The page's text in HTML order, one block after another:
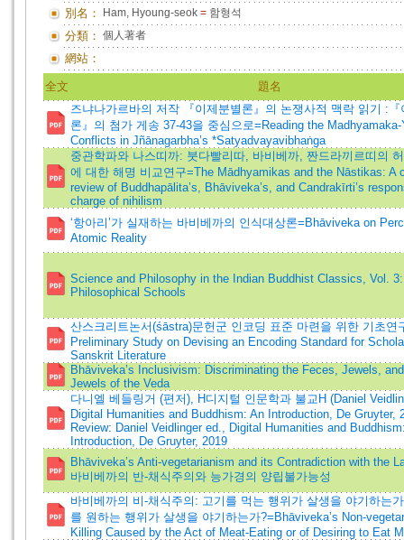
別名： Ham, Hyoung-seok = 함형석
分類： 個人著者
網站：
全文
題名
즈냐나가르바의 저작 『이제분별론』의 논쟁사적 맥락 읽기 :『
론』의 첨가 게송 37-43을 중심으로=Reading the Madhyamaka-
Conflicts in Jñānagarbha’s *Satyadvayavibhaṅga
중관학파와 나스띠까: 붓다빨리따, 바비베까, 짠드라끼르띠의
에 대한 해명 비교연구=The Mādhyamikas and the Nāstikas: A
review of Buddhapālita’s, Bhāviveka’s, and Candrakīrti’s
charge of nihilism
‘항아리’가 실재하는 바비베까의 인식대상론=Bhāviveka on
Atomic Reality
Science and Philosophy in the Indian Buddhist Classics, Vol. 3:
Philosophical Schools
산스크리트논서(śāstra)문헌군 인코딩 표준 마련을 위한 기초연
Preliminary Study on Devising an Encoding Standard for
Sanskrit Literature
Bhāviveka’s Inclusivism: Discriminating the Feces, Jewels,
Jewels of the Veda
다니엘 베들링거 (편저), H디지털 인문학과 불교H (Daniel
Digital Humanities and Buddhism: An Introduction, De Gruyter,
Review: Daniel Veidlinger ed., Digital Humanities and
Introduction, De Gruyter, 2019
Bhāviveka’s Anti-vegetarianism and its Contradiction with the
바비베까의 반-채식주의와 능가경의 양립불가능성
바비베까의 비-채식주의: 고기를 먹는 행위가 살생을 야기하는
를 원하는 행위가 살생을 야기하는가?=Bhāviveka’s Non-
Killing Caused by the Act of Meat-Eating or of Desiring to Eat